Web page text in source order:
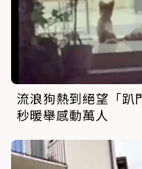
流浪狗熱到絕望「
秒暖舉感動萬人